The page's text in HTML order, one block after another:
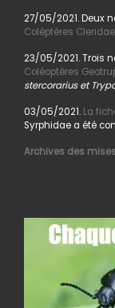
27/05/2021. Deux
Coléptères Cleridae
23/05/2021. Trois
Coléoptères
stercorarius et
03/05/2021. La
Syrphidae a été
Archives des